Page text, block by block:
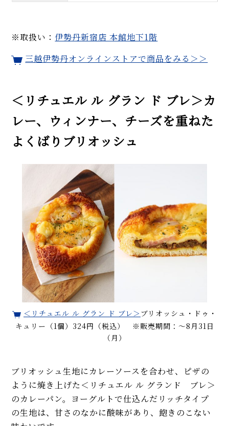
※取扱い： 伊勢丹新宿店 本館地下1階
三越伊勢丹オンラインストアで商品をみる＞＞
＜リチュエル ル グラン ド ブレ＞カ
レー、ウィンナー、チーズを重ねた
よくばりブリオッシュ
＜リチュエル ル グラン ド ブレ＞ ブリオッシュ・ドゥ・
キュリー（1個）324円（税込） ※販売期間：～8月31日
（月）
ブリオッシュ生地にカレーソースを合わせ、ピザの
ように焼き上げた＜リチュエル ル グランド ブレ＞
のカレーパン。ヨーグルトで仕込んだリッチタイプ
の生地は、甘さのなかに酸味があり、飽きのこない